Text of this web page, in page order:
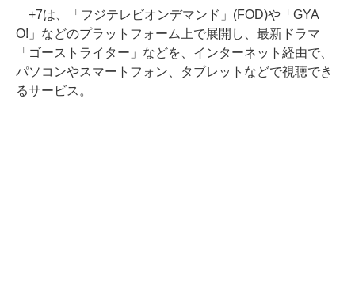
+7は、「フジテレビオンデマンド」(FOD)や「GYA
O!」などのプラットフォーム上で展開し、最新ドラマ
「ゴーストライター」などを、インターネット経由で、
パソコンやスマートフォン、タブレットなどで視聴でき
るサービス。